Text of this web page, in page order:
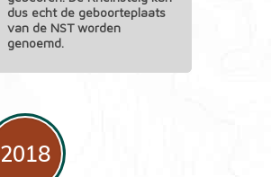
dus echt de geboorteplaats
van de NST worden
genoemd.
2018